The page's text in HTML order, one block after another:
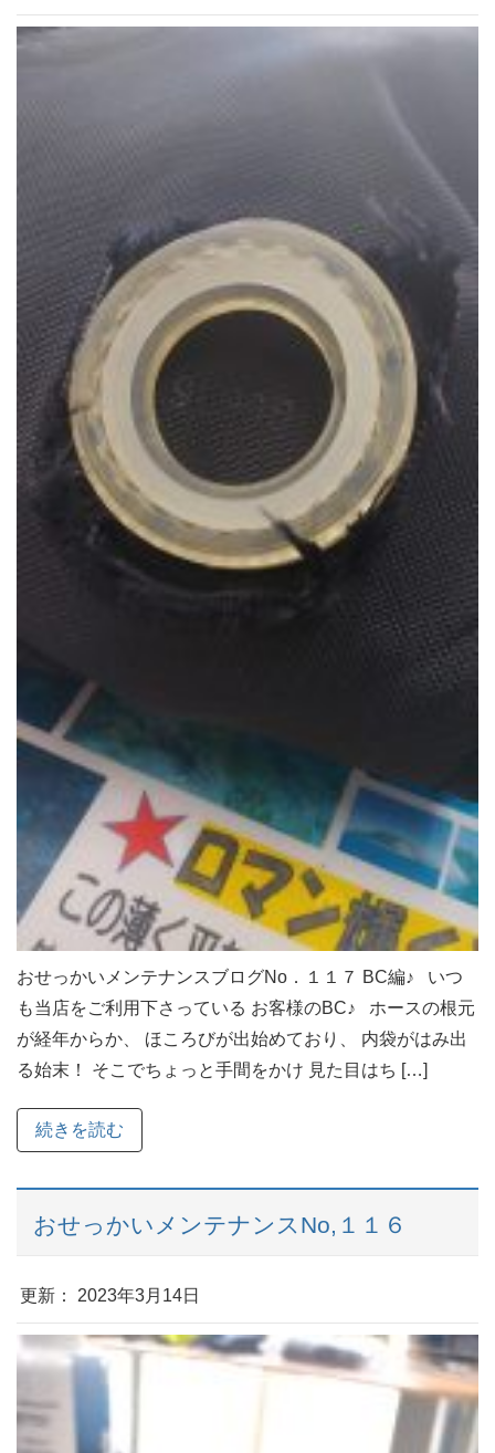
おせっかいメンテナンスブログNo．１１７ BC編♪ いつ
も当店をご利用下さっている お客様のBC♪ ホースの根元
が経年からか、 ほころびが出始めており、 内袋がはみ出
る始末！ そこでちょっと手間をかけ 見た目はち […]
続きを読む
おせっかいメンテナンスNo,１１６
更新： 2023年3月14日